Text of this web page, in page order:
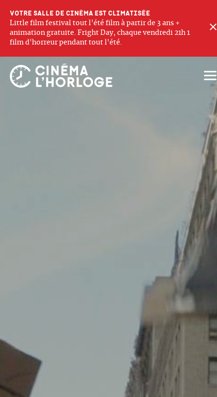
Votre salle de cinéma est climatisée
Little film festival tout l'été film à partir de 3 ans +
animation gratuite. Fright Day, chaque vendredi 21h 1
film d'horreur pendant tout l'été.